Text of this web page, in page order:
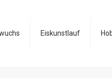
Eiskunstlauf